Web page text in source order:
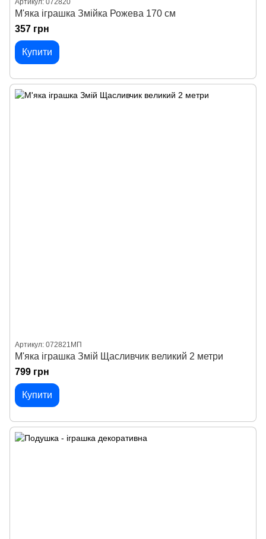
Артикул: 072820
М'яка іграшка Змійка Рожева 170 см
357 грн
Купити
Артикул: 072821МП
М'яка іграшка Змій Щасливчик великий 2 метри
799 грн
Купити